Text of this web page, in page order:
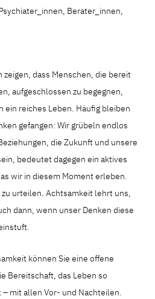
Berater_innen,
dass Menschen, die bereit
aufgeschlossen zu begegnen,
ein reiches Leben. Häufig bleiben
gefangen: Wir grübeln endlos
die Zukunft und unsere
bedeutet dagegen ein aktives
wir in diesem Moment erleben.
urteilen. Achtsamkeit lehrt uns,
dann, wenn unser Denken diese
können Sie eine offene
Bereitschaft, das Leben so
mit allen Vor- und Nachteilen.